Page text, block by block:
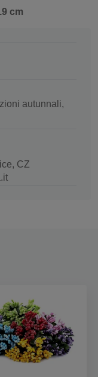
cm
autunnali,
CZ